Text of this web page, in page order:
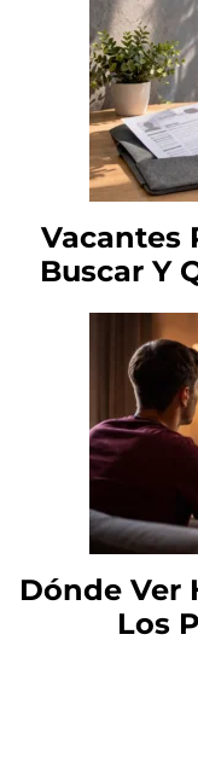
Vacantes
Buscar Y
Dónde Ver
Los